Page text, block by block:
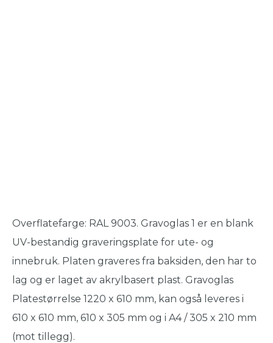
Overflatefarge: RAL 9003. Gravoglas 1 er en blank
UV-bestandig graveringsplate for ute- og
innebruk. Platen graveres fra baksiden, den har to
lag og er laget av akrylbasert plast. Gravoglas
Platestørrelse 1220 x 610 mm, kan også leveres i
610 x 610 mm, 610 x 305 mm og i A4 / 305 x 210 mm
(mot tillegg).